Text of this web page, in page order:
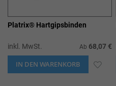
Platrix® Hartgipsbinden
inkl. MwSt. Ab 68,07 €
IN DEN WARENKORB ZUR